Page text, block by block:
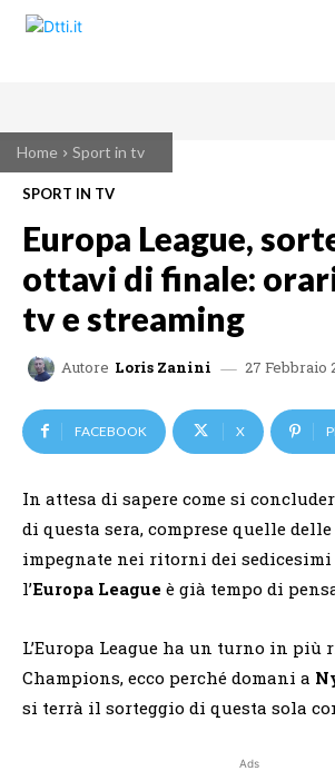
Home Sport in tv
SPORT IN TV
Europa League,
ottavi di finale:
tv e streaming
Autore Loris Zanini 27 Febbraio
FACEBOOK X
In attesa di sapere come si
di questa sera, comprese quelle
impegnate nei ritorni dei
l’Europa League è già tempo di
L’Europa League ha un turno in più
Champions, ecco perché domani a
si terrà il sorteggio di questa sola
Ads